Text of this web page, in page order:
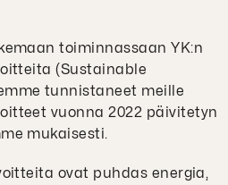
toiminnassaan YK:n
(Sustainable
tunnistaneet meille
vuonna 2022 päivitetyn
mukaisesti.
ovat puhdas energia,